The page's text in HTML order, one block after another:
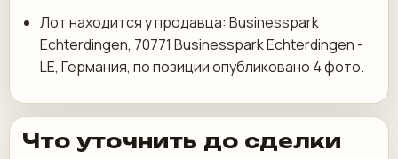
Лот находится у продавца: Businesspark
Echterdingen, 70771 Businesspark Echterdingen -
LE, Германия, по позиции опубликовано 4 фото.
Что уточнить до сделки